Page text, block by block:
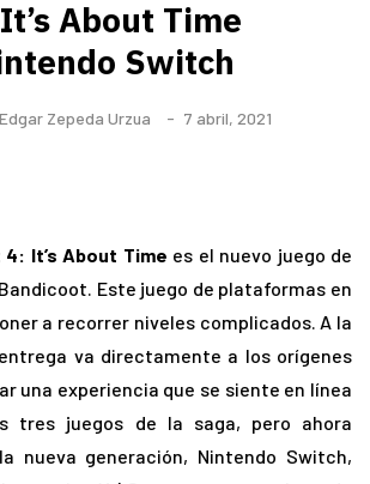
About Time
Switch
Edgar Zepeda Urzua 7 abril, 2021
It’s About Time es el nuevo juego de
Este juego de plataformas en
a recorrer niveles complicados. A la
va directamente a los orígenes
una experiencia que se siente en línea
tres juegos de la saga, pero ahora
nueva generación, Nintendo Switch,